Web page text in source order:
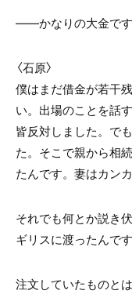
――かなりの大金です
〈石原〉
僕はまだ借金が若干
い。出場のことを話
皆反対しました。で
た。そこで親から相
たんです。妻はカンカ
それでも何とか説き
ギリスに渡ったんで
注文していたものと